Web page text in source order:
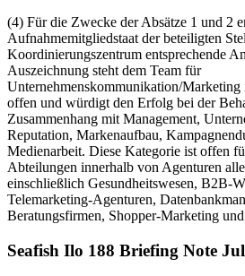
(4) Für die Zwecke der Absätze 1 und 2
Aufnahmemitgliedstaat der beteiligten
Koordinierungszentrum entsprechende
Auszeichnung steht dem Team für
Unternehmenskommunikation/
offen und würdigt den Erfolg bei der
Zusammenhang mit Management,
Reputation, Markenaufbau,
Medienarbeit. Diese Kategorie ist offen
Abteilungen innerhalb von Agenturen
einschließlich Gesundheitswesen, B2B-
Telemarketing-Agenturen,
Beratungsfirmen, Shopper-Marketing und
Seafish Ilo 188 Briefing Note